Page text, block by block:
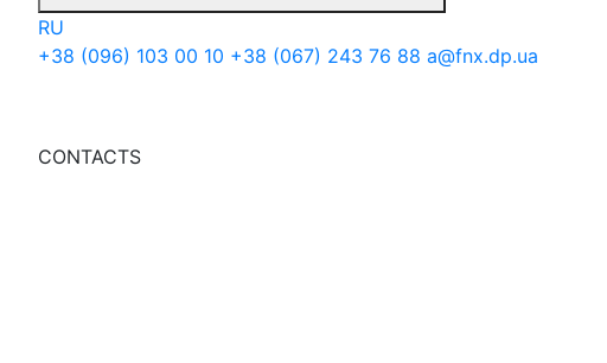
RU
+38 (096) 103 00 10 +38 (067) 243 76 88 a@fnx.dp.ua
CONTACTS